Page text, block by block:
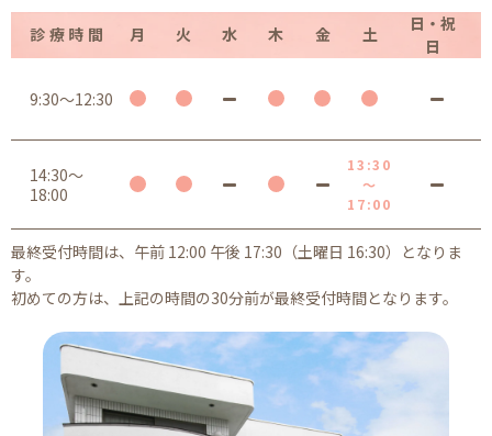
診療時間 月 火 水 木 金 土
日・祝
日
9:30～12:30
14:30～
18:00
13:30
～
17:00
最終受付時間は、午前 12:00 午後 17:30（土曜日 16:30）となりま
す。
初めての方は、上記の時間の30分前が最終受付時間となります。